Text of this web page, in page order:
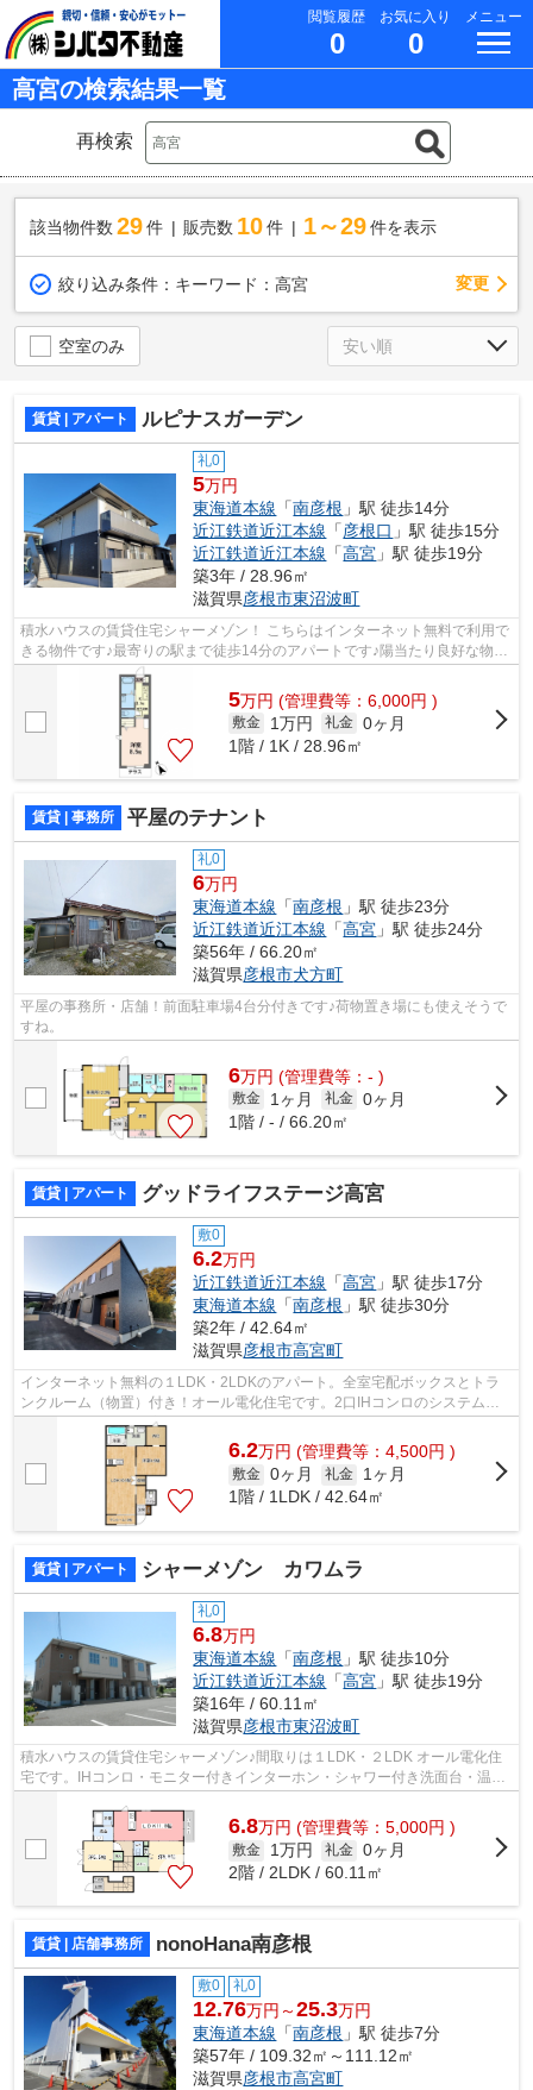
閲覧履歴
0
お気に入り
0
メニュー
高宮の検索結果一覧
再検索
該当物件数 29件 販売数 10 件 1～29 件を表示
絞り込み条件： キーワード：高宮 変更
空室のみ
賃貸 | アパート ルピナスガーデン
礼0
5万円
東海道本線 「南彦根 」駅 徒歩14分
近江鉄道近江本線 「彦根口 」駅 徒歩15分
近江鉄道近江本線 「高宮 」駅 徒歩19分
築3年 / 28.96㎡
滋賀県彦根市東沼波町
積水ハウスの賃貸住宅シャーメゾン！ こちらはインターネット無料で利用で
きる物件です♪最寄りの駅まで徒歩14分のアパートです♪陽当たり良好な物件
です♪ ZEH（ネット・ゼロ・エネルギ...
5万円 (管理費等：6,000円 )
敷金 1万円 礼金 0ヶ月
1階 / 1K / 28.96㎡
賃貸 | 事務所 平屋のテナント
礼0
6万円
東海道本線 「南彦根 」駅 徒歩23分
近江鉄道近江本線 「高宮 」駅 徒歩24分
築56年 / 66.20㎡
滋賀県彦根市犬方町
平屋の事務所・店舗！前面駐車場4台分付きです♪荷物置き場にも使えそうで
すね。
6万円 (管理費等：- )
敷金 1ヶ月 礼金 0ヶ月
1階 / - / 66.20㎡
賃貸 | アパート グッドライフステージ高宮
敷0
6.2万円
近江鉄道近江本線 「高宮 」駅 徒歩17分
東海道本線 「南彦根 」駅 徒歩30分
築2年 / 42.64㎡
滋賀県彦根市高宮町
インターネット無料の１LDK・2LDKのアパート。全室宅配ボックスとトラ
ンクルーム（物置）付き！オール電化住宅です。2口IHコンロのシステムキ
ッチン、追炊きや浴室乾燥機付き。サンル...
6.2万円 (管理費等：4,500円 )
敷金 0ヶ月 礼金
1ヶ月
1階 / 1LDK / 42.64㎡
賃貸 | アパート シャーメゾン カワムラ
礼0
6.8万円
東海道本線 「南彦根 」駅 徒歩10分
近江鉄道近江本線 「高宮 」駅 徒歩19分
築16年 / 60.11㎡
滋賀県彦根市東沼波町
積水ハウスの賃貸住宅シャーメゾン♪間取りは１LDK・２LDK オール電化住
宅です。IHコンロ・モニター付きインターホン・シャワー付き洗面台・温水
6.8万円 (管理費等：5,000円 )
敷金 1万円 礼金 0ヶ月
2階 / 2LDK / 60.11㎡
賃貸 | 店舗事務所 nonoHana南彦根
敷0 礼0
12.76万円～25.3万円
東海道本線 「南彦根 」駅 徒歩7分
築57年 / 109.32㎡～111.12㎡
滋賀県彦根市高宮町